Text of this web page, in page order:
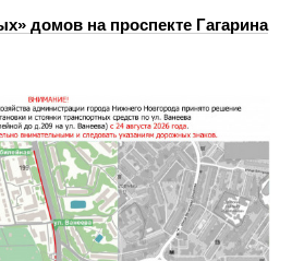
домов на проспекте Гагарина